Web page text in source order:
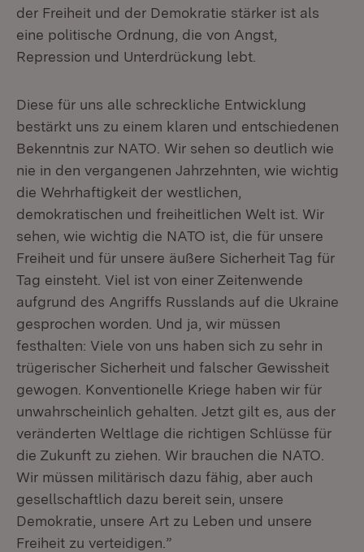
der Freiheit und der Demokratie stärker ist als
eine politische Ordnung, die von Angst,
Repression und Unterdrückung lebt.
Diese für uns alle schreckliche Entwicklung
bestärkt uns zu einem klaren und entschiedenen
Bekenntnis zur NATO. Wir sehen so deutlich wie
nie in den vergangenen Jahrzehnten, wie wichtig
die Wehrhaftigkeit der westlichen,
demokratischen und freiheitlichen Welt ist. Wir
sehen, wie wichtig die NATO ist, die für unsere
Freiheit und für unsere äußere Sicherheit Tag für
Tag einsteht. Viel ist von einer Zeitenwende
aufgrund des Angriffs Russlands auf die Ukraine
gesprochen worden. Und ja, wir müssen
festhalten: Viele von uns haben sich zu sehr in
trügerischer Sicherheit und falscher Gewissheit
gewogen. Konventionelle Kriege haben wir für
unwahrscheinlich gehalten. Jetzt gilt es, aus der
veränderten Weltlage die richtigen Schlüsse für
die Zukunft zu ziehen. Wir brauchen die NATO.
Wir müssen militärisch dazu fähig, aber auch
gesellschaftlich dazu bereit sein, unsere
Demokratie, unsere Art zu Leben und unsere
Freiheit zu verteidigen.”